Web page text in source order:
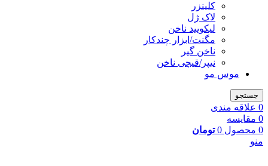
کلینزر
لاک ژل
لیکوييد ناخن
مگنت/ابزار چندکار
ناخن گیر
نیپر/قیچی ناخن
موس مو
جستجو
0 علاقه مندی
0 مقایسه
0 محصول 0 تومان
منو